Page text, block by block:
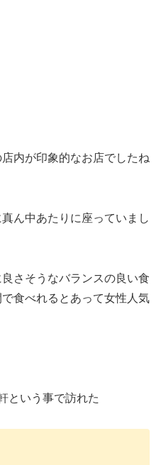
内が印象的なお店でしたね
ん中あたりに座っていまし
さそうなバランスの良い食
食べれるとあって女性人気
という事で訪れた